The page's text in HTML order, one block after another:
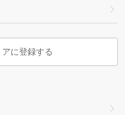
に登録する